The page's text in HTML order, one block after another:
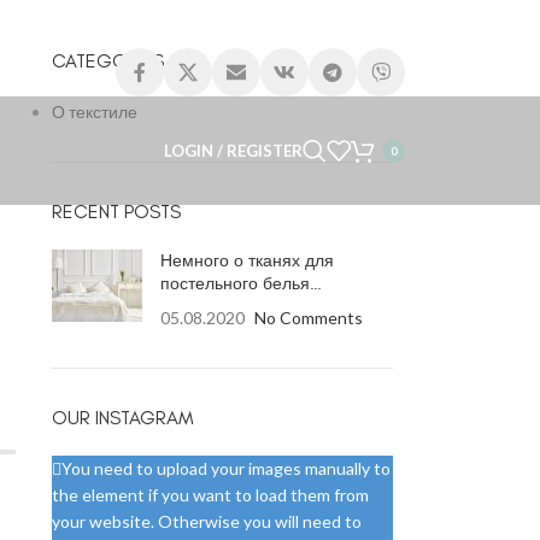
LOGIN / REGISTER 0
CATEGORIES
О текстиле
RECENT POSTS
Немного о тканях для
постельного белья…
05.08.2020 No Comments
OUR INSTAGRAM
You need to upload your images manually to
the element if you want to load them from
your website. Otherwise you will need to